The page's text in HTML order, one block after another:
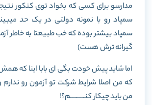
مدارسو برای کسی که بخواد توی کنکور
سمپاد رو با نمونه دولتی در یک حد
سمپاد بیشتر بوده که خب طبیعتا به خاطر
گیرانه ترش هست)
اما شاید پیش خودت بگی ای بابا اینا که
که من اصلا شرایط شرکت تو آزمون رو
من باید چیکار کنـــــــــــم؟!